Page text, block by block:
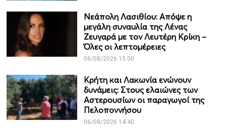
Νεάπολη Λασιθίου: Απόψε η
μεγάλη συναυλία της Λένας
Ζευγαρά με τον Λευτέρη Κρίκη –
Όλες οι λεπτομέρειες
06/08/2026 15:00
Κρήτη και Λακωνία ενώνουν
δυνάμεις: Στους ελαιώνες των
Αστερουσίων οι παραγωγοί της
Πελοποννήσου
06/08/2026 14:40